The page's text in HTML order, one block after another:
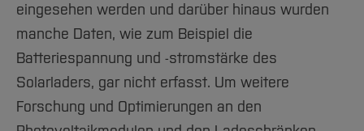
eingesehen werden und darüber hinaus wurden
manche Daten, wie zum Beispiel die
Batteriespannung und -stromstärke des
Solarladers, gar nicht erfasst. Um weitere
Forschung und Optimierungen an den